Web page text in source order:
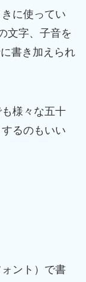
に使ってい
文字、子音を
書き加えられ
様々な五十
るのもいい
ント）で書